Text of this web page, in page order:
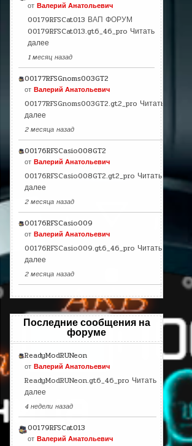
от Валерий Анатольевич
00179RFSCat013 ВАП ФОРУМ
00179RFSCat013.gt6_46_pro Читать
далее
1 месяц назад
00177RFSGnoms003GT2
от Валерий Анатольевич
00177RFSGnoms003GT2.gt2_pro Читать
далее
2 месяца назад
00176RFSCasio008GT2
от Валерий Анатольевич
00176RFSCasio008GT2.gt2_pro Читать
далее
2 месяца назад
00176RFSCasio009
от Валерий Анатольевич
00176RFSCasio009.gt6_46_pro Читать
далее
2 месяца назад
Последние сообщения на
форуме
ReadyModRUNeon
от Валерий Анатольевич
ReadyModRUNeon.gt6_46_pro Читать
далее
4 недели назад
00179RFSCat013
от Валерий Анатольевич